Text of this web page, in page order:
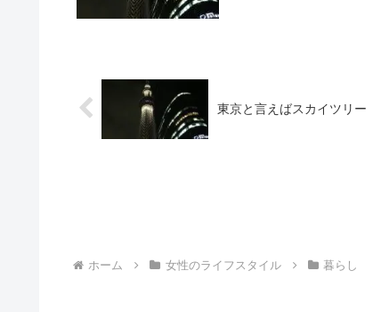
東京と言えばスカイツリー
ホーム 女性のライフスタイル 暮らし